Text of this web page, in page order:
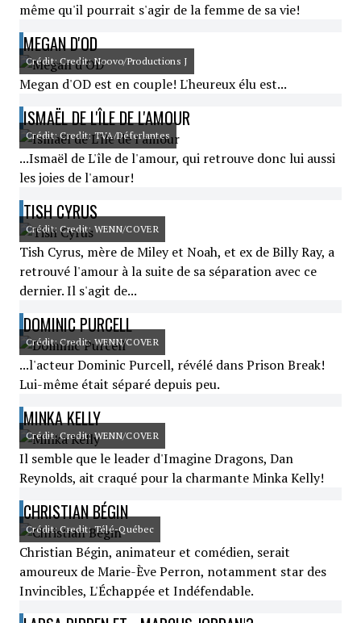
même qu'il pourrait s'agir de la femme de sa vie!
MEGAN D'OD
Crédit: Credit: Noovo/Productions J
Megan d'OD est en couple! L'heureux élu est...
ISMAËL DE L'ÎLE DE L'AMOUR
Crédit: Credit: TVA/Déferlantes
...Ismaël de L'île de l'amour, qui retrouve donc lui aussi
les joies de l'amour!
TISH CYRUS
Crédit: Credit: WENN/COVER
Tish Cyrus, mère de Miley et Noah, et ex de Billy Ray, a
retrouvé l'amour à la suite de sa séparation avec ce
dernier. Il s'agit de...
DOMINIC PURCELL
Crédit: Credit: WENN/COVER
...l'acteur Dominic Purcell, révélé dans Prison Break!
Lui-même était séparé depuis peu.
MINKA KELLY
Crédit: Credit: WENN/COVER
Il semble que le leader d'Imagine Dragons, Dan
Reynolds, ait craqué pour la charmante Minka Kelly!
CHRISTIAN BÉGIN
Crédit: Credit: Télé-Québec
Christian Bégin, animateur et comédien, serait
amoureux de Marie-Ève Perron, notamment star des
Invincibles, L'Échappée et Indéfendable.